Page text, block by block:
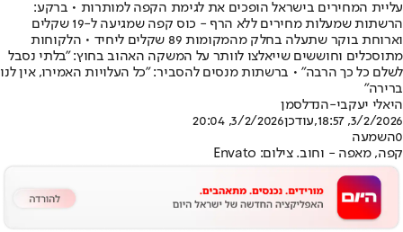
עליית המחירים בישראל הופכים את לגימת הקפה למותרות • ברקע:
הרשתות שמעלות מחירים ללא הרף - כוס קפה שמגיעה ל-19 שקלים
וארוחת בוקר שתעלה בחלק מהמקומות 89 שקלים ליחיד • הלקוחות
מתוסכלים וחוששים שייאלצו לוותר על המשקה האהוב בחוץ: "בלתי נסבל
לשלם כל כך הרבה" • ברשתות מנסים להסביר: "כל העלויות האמירו, אין לנו
ברירה"
היאלי יעקבי-הנדלסמן
3/2/2026, 18:57
,עודכן3/2/2026, 20:04
0השמעה
קפה, מאפה - וחוב. צילום: Envato